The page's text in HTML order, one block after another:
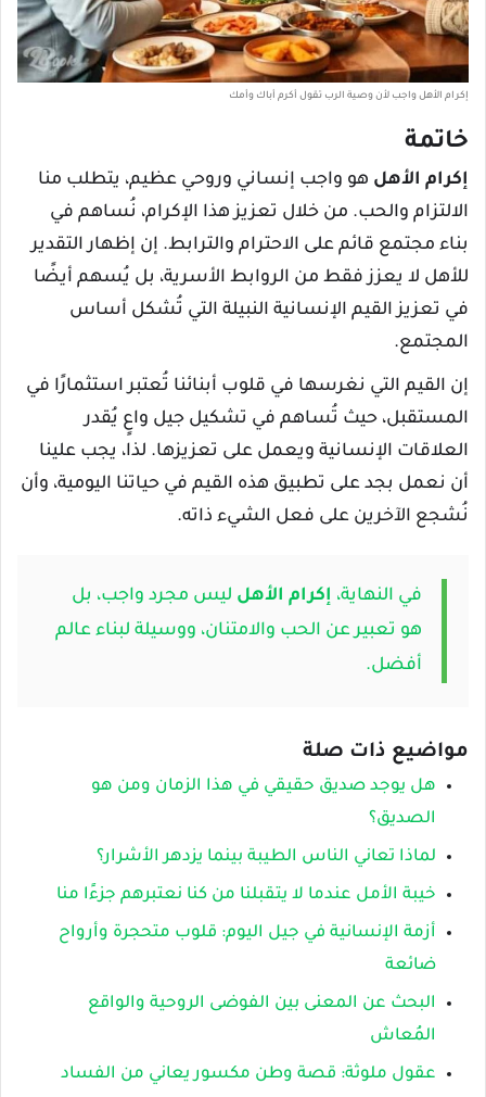
إكرام الأهل واجب لأن وصية الرب تقول أكرم أباك وأمك
خاتمة
إكرام الأهل هو واجب إنساني وروحي عظيم، يتطلب منا
الالتزام والحب. من خلال تعزيز هذا الإكرام، نُساهم في
بناء مجتمع قائم على الاحترام والترابط. إن إظهار التقدير
للأهل لا يعزز فقط من الروابط الأسرية، بل يُسهم أيضًا
في تعزيز القيم الإنسانية النبيلة التي تُشكل أساس
المجتمع.
إن القيم التي نغرسها في قلوب أبنائنا تُعتبر استثمارًا في
المستقبل، حيث تُساهم في تشكيل جيل واعٍ يُقدر
العلاقات الإنسانية ويعمل على تعزيزها. لذا، يجب علينا
أن نعمل بجد على تطبيق هذه القيم في حياتنا اليومية، وأن
نُشجع الآخرين على فعل الشيء ذاته.
في النهاية، إكرام الأهل ليس مجرد واجب، بل
هو تعبير عن الحب والامتنان، ووسيلة لبناء عالم
أفضل.
مواضيع ذات صلة
هل يوجد صديق حقيقي في هذا الزمان ومن هو
الصديق؟
لماذا تعاني الناس الطيبة بينما يزدهر الأشرار؟
خيبة الأمل عندما لا يتقبلنا من كنا نعتبرهم جزءًا منا
أزمة الإنسانية في جيل اليوم: قلوب متحجرة وأرواح
ضائعة
البحث عن المعنى بين الفوضى الروحية والواقع
المُعاش
عقول ملوثة: قصة وطن مكسور يعاني من الفساد